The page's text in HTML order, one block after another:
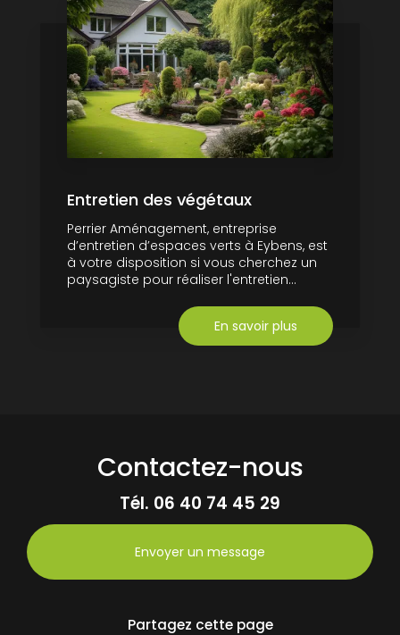
Entretien des végétaux
Perrier Aménagement, entreprise
d’entretien d’espaces verts à Eybens, est
à votre disposition si vous cherchez un
paysagiste pour réaliser l'entretien...
En savoir plus
Contactez-nous
Tél. 06 40 74 45 29
Envoyer un message
Partagez cette page